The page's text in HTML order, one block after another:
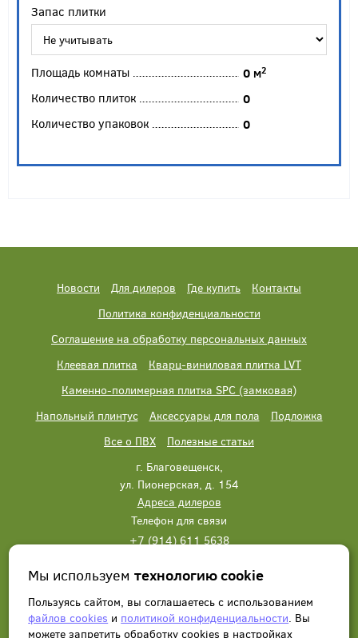
Запас плитки
Площадь комнаты 0 м2
Количество плиток
0
Количество упаковок
0
Новости Для дилеров Где купить
Контакты
Политика конфиденциальности
Соглашение на обработку персональных данных
Клеевая плитка
Кварц-виниловая плитка LVT
Каменно-полимерная плитка SPC (замковая)
Напольный плинтус
Аксессуары для пола
Подложка
Все о ПВХ
Полезные статьи
г. Благовещенск,
ул. Пионерская, д. 154
Адреса дилеров
Телефон для связи
+7 (914) 611 5638
Написать нам Заказать звонок
Мы используемтехнологию cookie
Пользуясь сайтом, вы соглашаетесь с использованием
файлов cookies и политикой конфиденциальности. Вы
можете запретить обработку сookies в настройках